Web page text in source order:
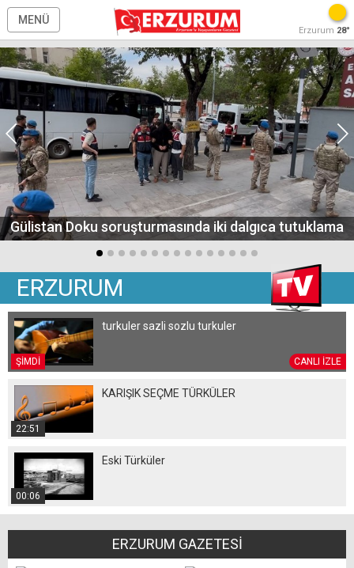
MENÜ
Erzurum 28°
Gülistan Doku soruşturmasında iki dalgıca tutuklama
ERZURUM
ŞİMDİ CANLI İZLE
turkuler sazli sozlu turkuler
22:51
KARIŞIK SEÇME TÜRKÜLER
00:06
Eski Türküler
ERZURUM GAZETESİ